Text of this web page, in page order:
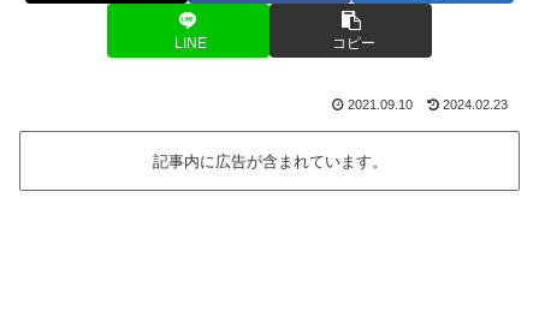
LINE コピー
2021.09.10 2024.02.23
記事内に広告が含まれています。